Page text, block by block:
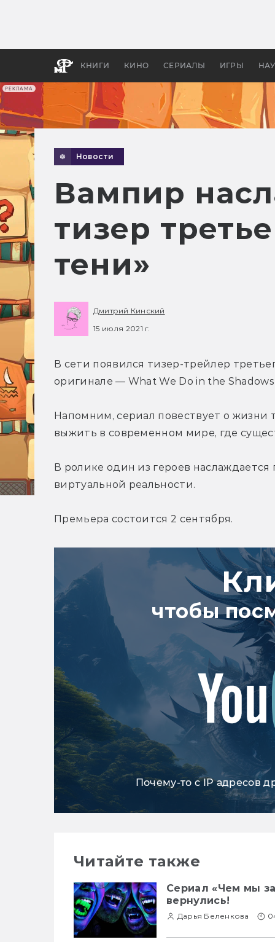
РЕКЛАМА
КНИГИ КИНО СЕРИАЛЫ ИГРЫ
бы
Новости
Вампир
тизер
тени»
Дмитрий Кинский
15 июля 2021 г.
В сети появился тизер-трейлер
оригинале — What We Do in the
Напомним, сериал повествует о жизни
выжить в современном мире, где
В ролике один из героев
виртуальной реальности.
Премьера состоится 2 сентября.
чтобы
Почему-то с IP адресов
Читайте также
Сериал «Чем мы
вернулись!
Дарья Беленкова